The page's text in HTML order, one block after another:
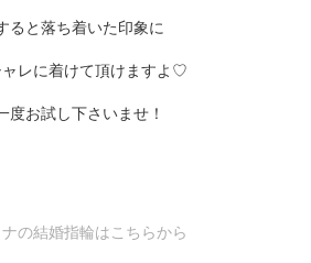
ると落ち着いた印象に
レに着けて頂けますよ♡
度お試し下さいませ！
の結婚指輪はこちらから